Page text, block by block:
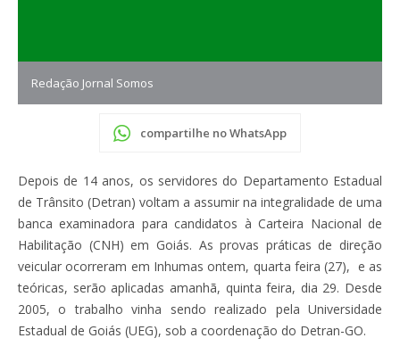
Redação Jornal Somos
compartilhe no WhatsApp
Depois de 14 anos, os servidores do Departamento Estadual
de Trânsito (Detran) voltam a assumir na integralidade de uma
banca examinadora para candidatos à Carteira Nacional de
Habilitação (CNH) em Goiás. As provas práticas de direção
veicular ocorreram em Inhumas ontem, quarta feira (27), e as
teóricas, serão aplicadas amanhã, quinta feira, dia 29. Desde
2005, o trabalho vinha sendo realizado pela Universidade
Estadual de Goiás (UEG), sob a coordenação do Detran-GO.